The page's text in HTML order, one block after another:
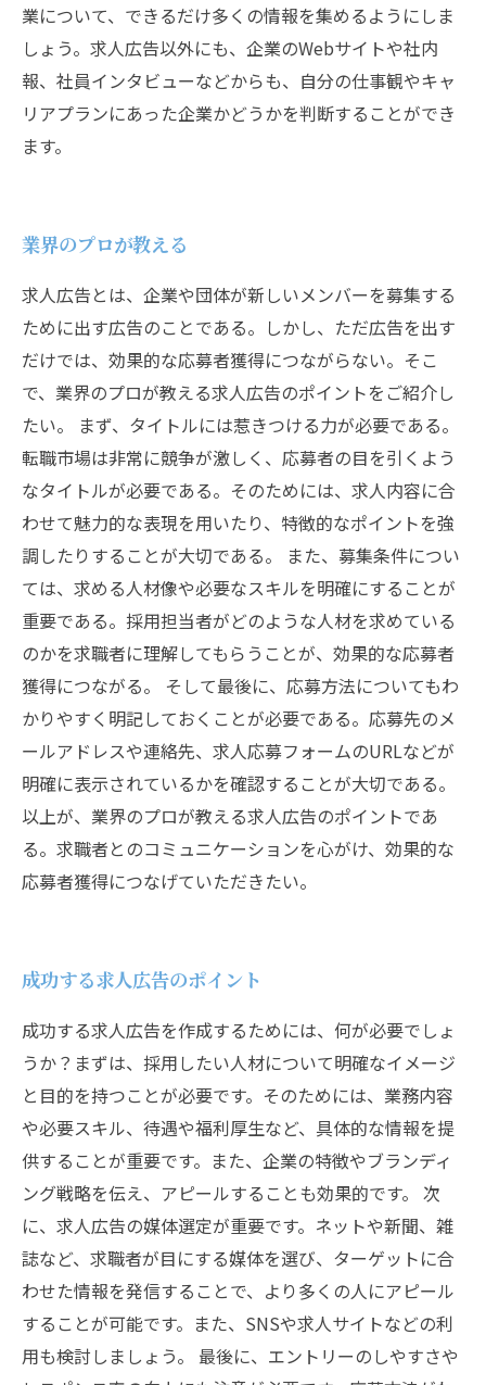
業について、できるだけ多くの情報を集めるようにしま
しょう。求人広告以外にも、企業のWebサイトや社内
報、社員インタビューなどからも、自分の仕事観やキャ
リアプランにあった企業かどうかを判断することができ
ます。
業界のプロが教える
求人広告とは、企業や団体が新しいメンバーを募集する
ために出す広告のことである。しかし、ただ広告を出す
だけでは、効果的な応募者獲得につながらない。そこ
で、業界のプロが教える求人広告のポイントをご紹介し
たい。 まず、タイトルには惹きつける力が必要である。
転職市場は非常に競争が激しく、応募者の目を引くよう
なタイトルが必要である。そのためには、求人内容に合
わせて魅力的な表現を用いたり、特徴的なポイントを強
調したりすることが大切である。 また、募集条件につい
ては、求める人材像や必要なスキルを明確にすることが
重要である。採用担当者がどのような人材を求めている
のかを求職者に理解してもらうことが、効果的な応募者
獲得につながる。 そして最後に、応募方法についてもわ
かりやすく明記しておくことが必要である。応募先のメ
ールアドレスや連絡先、求人応募フォームのURLなどが
明確に表示されているかを確認することが大切である。
以上が、業界のプロが教える求人広告のポイントであ
る。求職者とのコミュニケーションを心がけ、効果的な
応募者獲得につなげていただきたい。
成功する求人広告のポイント
成功する求人広告を作成するためには、何が必要でしょ
うか？まずは、採用したい人材について明確なイメージ
と目的を持つことが必要です。そのためには、業務内容
や必要スキル、待遇や福利厚生など、具体的な情報を提
供することが重要です。また、企業の特徴やブランディ
ング戦略を伝え、アピールすることも効果的です。 次
に、求人広告の媒体選定が重要です。ネットや新聞、雑
誌など、求職者が目にする媒体を選び、ターゲットに合
わせた情報を発信することで、より多くの人にアピール
することが可能です。また、SNSや求人サイトなどの利
用も検討しましょう。 最後に、エントリーのしやすさや